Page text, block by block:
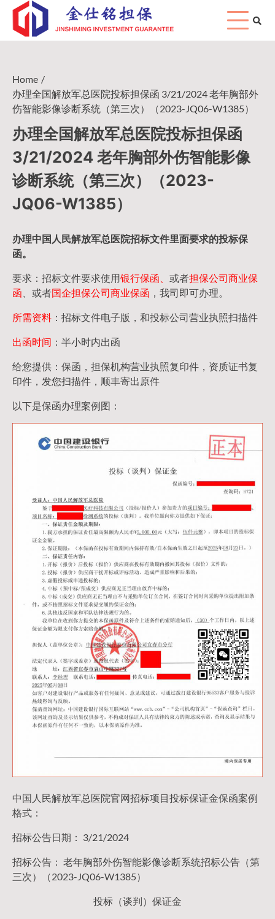
Skip
content
Home
办理全国解放军总医院投标担保函 3/21/2024 老年胸部外
伤智能影像诊断系统（第三次）（2023-JQ06-W1385）
办理全国解放军总医院投标担保函
3/21/2024 老年胸部外伤智能影像
诊断系统（第三次）（2023-
JQ06-W1385）
办理中国人民解放军总医院招标文件里面要求的投标保
函。
要求：招标文件要求使用银行保函、 或者担保公司商业保
函 、或者国企担保公司商业保函 ，我司即可办理。
所需资料 ：招标文件电子版，和投标公司营业执照扫描件
出函时间 ：半小时内出函
给您提供：保函，担保机构营业执照复印件，资质证书复
印件，发您扫描件，顺丰寄出原件
以下是保函办理案例图：
中国人民解放军总医院官网招标项目投标保证金保函案例
格式：
招标公告日期： 3/21/2024
招标公告： 老年胸部外伤智能影像诊断系统招标公告（第
三次）（2023-JQ06-W1385）
投标（谈判）保证金